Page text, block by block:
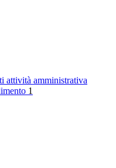
attività amministrativa
1